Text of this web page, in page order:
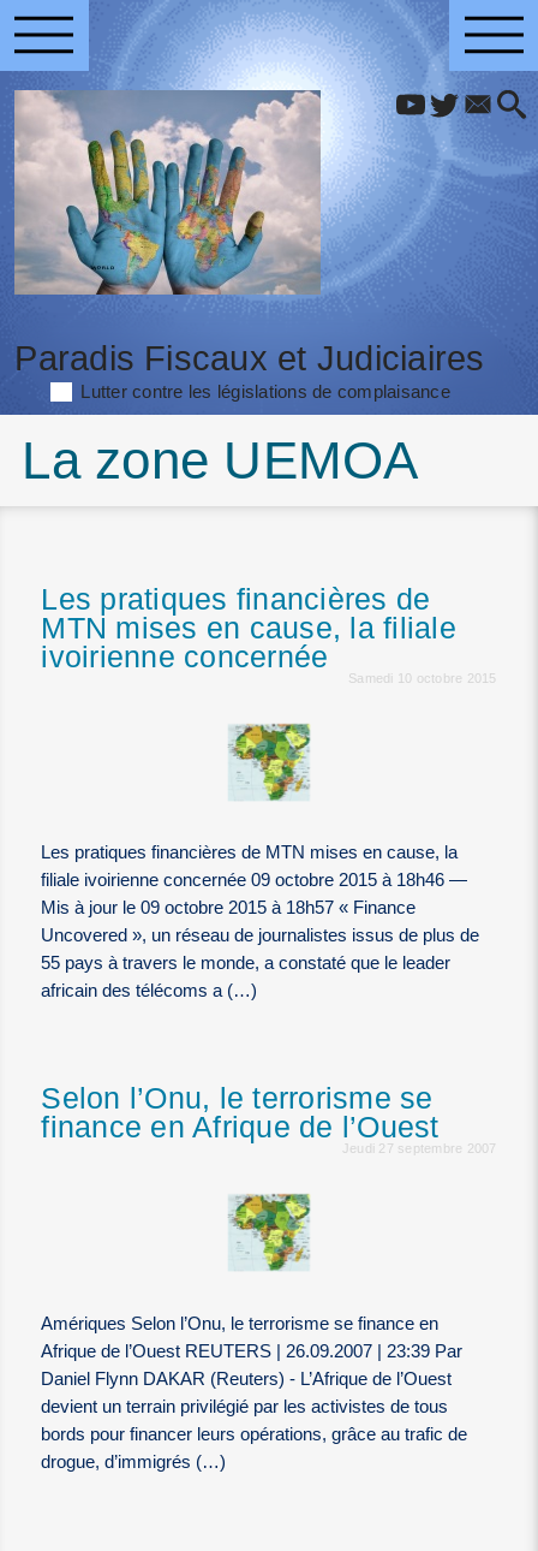
Paradis Fiscaux et Judiciaires
Lutter contre les législations de complaisance
La zone UEMOA
Les pratiques financières de
MTN mises en cause, la filiale
ivoirienne concernée
Samedi 10 octobre 2015
Les pratiques financières de MTN mises en cause, la
filiale ivoirienne concernée 09 octobre 2015 à 18h46 —
Mis à jour le 09 octobre 2015 à 18h57 « Finance
Uncovered », un réseau de journalistes issus de plus de
55 pays à travers le monde, a constaté que le leader
africain des télécoms a (…)
Selon l’Onu, le terrorisme se
finance en Afrique de l’Ouest
Jeudi 27 septembre 2007
Amériques Selon l’Onu, le terrorisme se finance en
Afrique de l’Ouest REUTERS | 26.09.2007 | 23:39 Par
Daniel Flynn DAKAR (Reuters) - L’Afrique de l’Ouest
devient un terrain privilégié par les activistes de tous
bords pour financer leurs opérations, grâce au trafic de
drogue, d’immigrés (…)